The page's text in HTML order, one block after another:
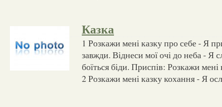
Казка
1 Розкажи мені казку про себе - Я
завжди. Віднеси мої очі до неба - Я
боїться біди. Приспів: Розкажи
2 Розкажи мені казку кохання - Я